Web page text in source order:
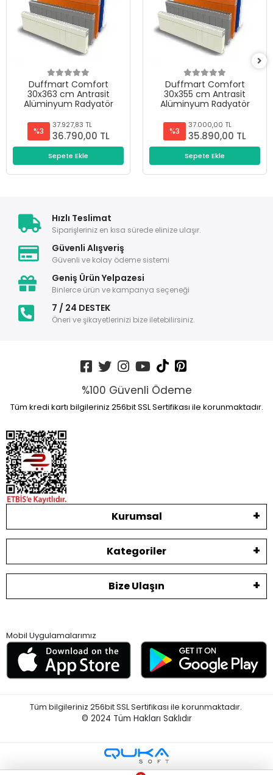
Duffmart Comfort
30x363 cm Antrasit
Alüminyum Radyatör
%3
37.927,83 TL
36.790,00 TL
Sepete Ekle
Duffmart Comfort
30x355 cm Antrasit
Alüminyum Radyatör
%3
37.000,00 TL
35.890,00 TL
Sepete Ekle
Hızlı Teslimat
Siparişleriniz en kısa sürede elinize ulaşır.
Güvenli Alışveriş
Güvenli ve kolay ödeme sistemi
Geniş Ürün Yelpazesi
Binlerce ürün ve kampanya seçeneği
7 / 24 DESTEK
Öneri ve şikayetlerinizi bize iletebilirsiniz.
%100 Güvenli Ödeme
Tüm kredi kartı bilgileriniz 256bit SSL Sertifikası ile korunmaktadır.
Kurumsal
Kategoriler
Bize Ulaşın
Mobil Uygulamalarımız
Tüm bilgileriniz 256bit SSL Sertifikası ile korunmaktadır.
© 2024 Tüm Hakları Saklıdır